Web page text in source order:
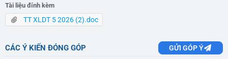
Tài liệu đính kèm
TT XLDT 5 2026 (2).doc
CÁC Ý KIẾN ĐÓNG GÓP GỬI GÓP Ý